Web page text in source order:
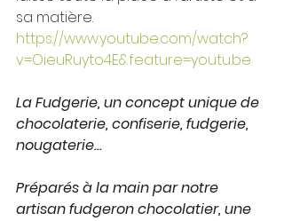
sa matière.
https://www.youtube.com/watch?
v=OieuRuyto4E&feature=youtu.be
La Fudgerie, un concept unique de
chocolaterie, confiserie, fudgerie,
nougaterie...
Préparés à la main par notre
artisan fudgeron chocolatier, une